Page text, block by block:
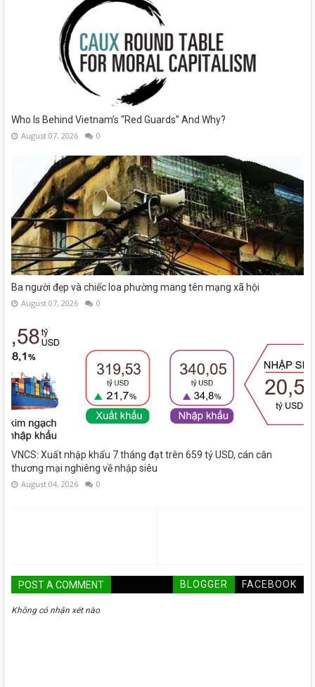
Who Is Behind Vietnam’s “Red Guards” And Why?
August 07, 2026 0
Ba người đẹp và chiếc loa phường mang tên mạng xã hội
August 07, 2026 0
VNCS: Xuất nhập khẩu 7 tháng đạt trên 659 tỷ USD, cán cân
thương mại nghiêng về nhập siêu
August 04, 2026 0
POST A COMMENT BLOGGER FACEBOOK
Không có nhận xét nào